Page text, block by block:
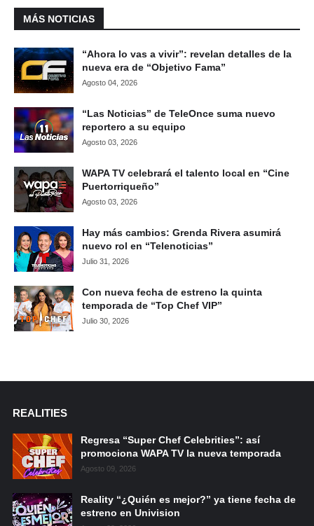
MÁS NOTICIAS
“Ahora lo vas a vivir”: revelan detalles de la
nueva era de “Objetivo Fama”
Agosto 04, 2026
“Las Noticias” de TeleOnce suma nuevo
reportero a su equipo
Agosto 03, 2026
WAPA TV celebrará el talento local en “Cine
Puertorriqueño”
Agosto 03, 2026
Hay más cambios: Grenda Rivera asumirá
nuevo rol en “Telenoticias”
Julio 31, 2026
Con nueva fecha de estreno la quinta
temporada de “Top Chef VIP”
Julio 30, 2026
REALITIES
Regresa “Super Chef Celebrities”: así
promociona WAPA TV la nueva temporada
Agosto 09, 2026
Reality “¿Quién es mejor?” ya tiene fecha de
estreno en Univision